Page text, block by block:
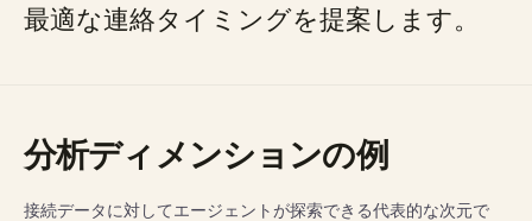
最適な連絡タイミングを提案します。
分析ディメンションの例
接続データに対してエージェントが探索できる代表的な次元で